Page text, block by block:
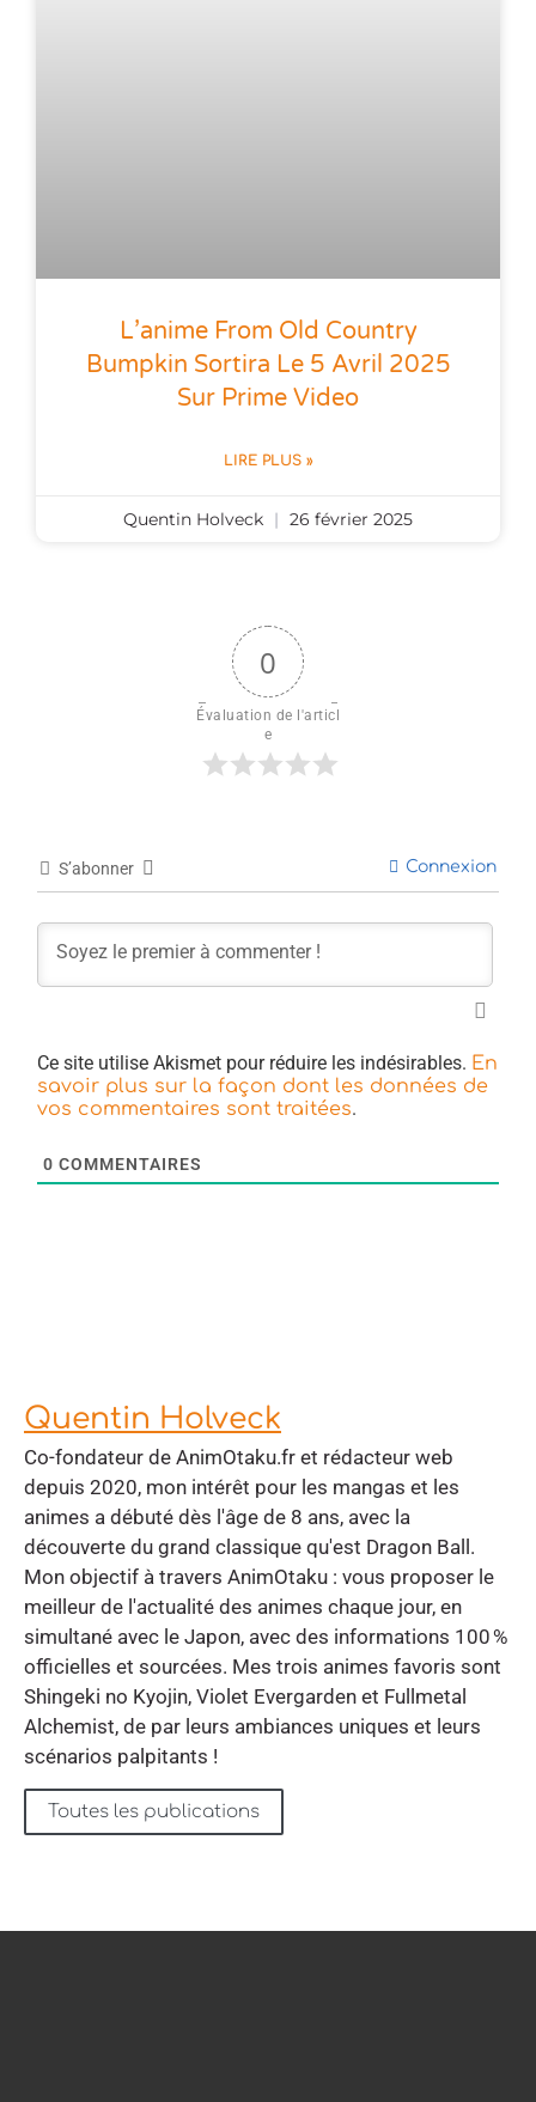
L’anime From Old Country
Bumpkin Sortira Le 5 Avril 2025
Sur Prime Video
LIRE PLUS »
Quentin Holveck 26 février 2025
0
Évaluation de l'articl
e
S’abonner Connexion
Ce site utilise Akismet pour réduire les indésirables. En
savoir plus sur la façon dont les données de
vos commentaires sont traitées.
0 COMMENTAIRES
Quentin Holveck
Co-fondateur de AnimOtaku.fr et rédacteur web
depuis 2020, mon intérêt pour les mangas et les
animes a débuté dès l'âge de 8 ans, avec la
découverte du grand classique qu'est Dragon Ball.
Mon objectif à travers AnimOtaku : vous proposer le
meilleur de l'actualité des animes chaque jour, en
simultané avec le Japon, avec des informations 100 %
officielles et sourcées. Mes trois animes favoris sont
Shingeki no Kyojin, Violet Evergarden et Fullmetal
Alchemist, de par leurs ambiances uniques et leurs
scénarios palpitants !
Toutes les publications